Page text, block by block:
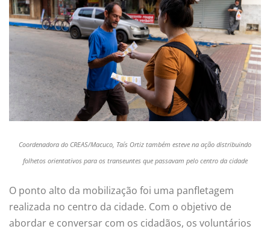
Coordenadora do CREAS/Macuco, Taís Ortiz também esteve na ação distribuindo
folhetos orientativos para os transeuntes que passavam pelo centro da cidade
O ponto alto da mobilização foi uma panfletagem
realizada no centro da cidade. Com o objetivo de
abordar e conversar com os cidadãos, os voluntários